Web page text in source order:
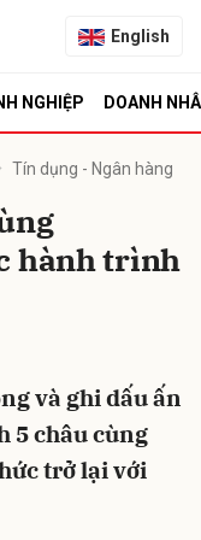
English
NGHIỆP DOANH
Tín dụng - Ngân hàng
hành trình
và ghi dấu ấn
5 châu cùng
trở lại với
Hủy